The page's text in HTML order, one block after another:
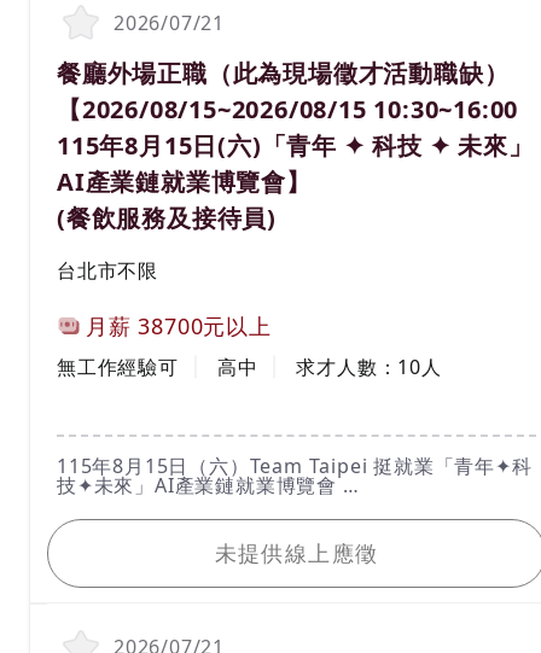
網查詢https://okwork.gov.taipei
1.咖啡及其他飲品調製。
3.結帳與收銀，整理現金收據。
4.維護工作環境。
5.咖啡豆及冲煮器具之專業介紹和銷售。
6.定期盤點飲料與食材。
2026/07/21
職務名稱(職業類別)
餐廳外場正職（此為現場徵才活動職缺）
【2026/08/15~2026/08/15 10:30~16:00
115年8月15日(六)「青年 ✦ 科技 ✦ 未來」
AI產業鏈就業博覽會】
(餐飲服務及接待員)
台北市不限
月薪 38700元以上
工作經驗
無工作經驗可
學歷
高中 求才人數： 10人
工作內容
115年8月15日（六）Team Taipei 挺就業「青年✦科
技✦未來」AI產業鏈就業博覽會
活動時間：115年8月15日（六）10：30 ～16：
00（請於１５：３０前入場）
活動地點：圓山花博爭艷館（臺北市中山區玉門街1
洽詢電話：02-2338-0277
網查詢https://okwork.gov.taipei
我要應徵
未提供線上應徵
2026/07/21